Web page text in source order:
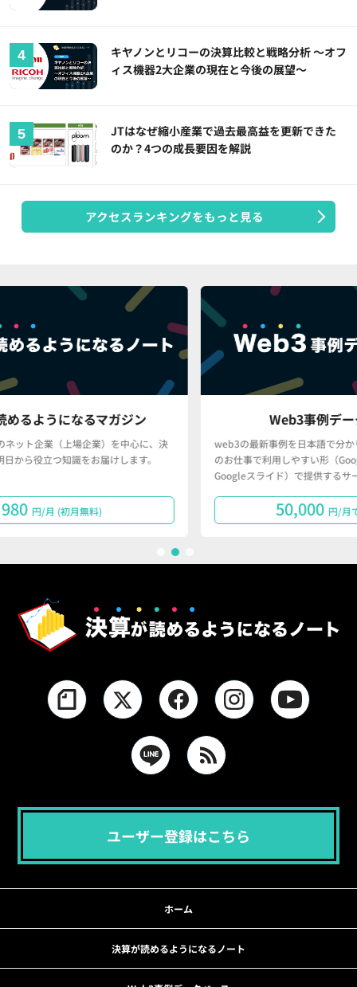
キヤノンとリコーの決算比較と戦略分析 ～オフ
ィス機器2大企業の現在と今後の展望～
JTはなぜ縮小産業で過去最高益を更新できた
のか？4つの成長要因を解説
アクセスランキングをもっと見る
ン
に、決
す。
Web3事例データベース
web3の最新事例を日本語で分かりやすく、かつ、皆さん
のお仕事で利用しやすい形（Googleスプレッドシート・
Googleスライド）で提供するサービスです。
ユーザー登録はこちら
ホーム
決算が読めるようになるノート